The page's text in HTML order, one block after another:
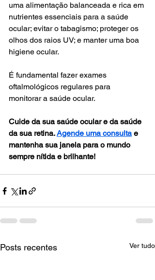
uma alimentação balanceada e rica em
nutrientes essenciais para a saúde
ocular; evitar o tabagismo; proteger os
olhos dos raios UV; e manter uma boa
higiene ocular.
É fundamental fazer exames
oftalmológicos regulares para
monitorar a saúde ocular.
Cuide da sua saúde ocular e da saúde
da sua retina. Agende uma consulta e
mantenha sua janela para o mundo
sempre nítida e brilhante!
Posts recentes Ver tudo